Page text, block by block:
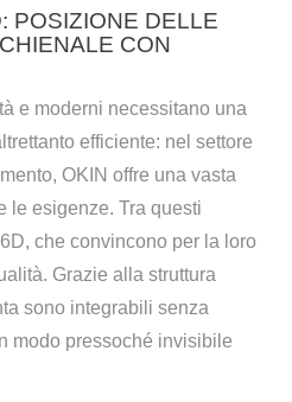
POSIZIONE DELLE
CON
e moderni necessitano una
efficiente: nel settore
OKIN offre una vasta
le esigenze. Tra questi
che convincono per la loro
Grazie alla struttura
sono integrabili senza
modo pressoché invisibile